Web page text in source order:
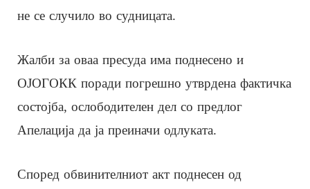
не се случило во судницата.
Жалби за оваа пресуда има поднесено и
ОЈОГОКК поради погрешно утврдена фактичка
состојба, ослободителен дел со предлог
Апелација да ја преиначи одлуката.
Според обвинителниот акт поднесен од